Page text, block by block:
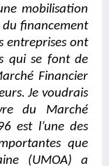
mobilisation
du financement
entreprises ont
qui se font de
Financier
Je voudrais
du Marché
est l’une des
que
(UMOA) a